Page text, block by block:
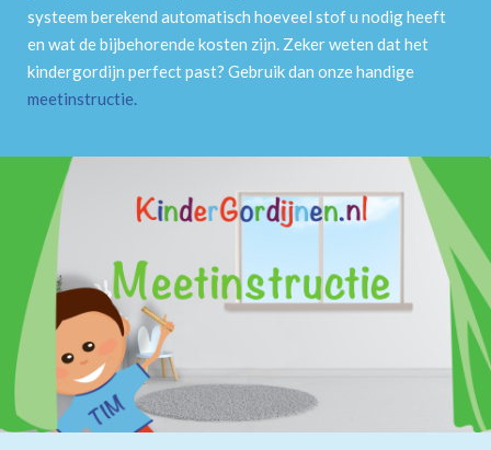
systeem berekend automatisch hoeveel stof u nodig heeft
en wat de bijbehorende kosten zijn. Zeker weten dat het
kindergordijn perfect past? Gebruik dan onze handige
meetinstructie.